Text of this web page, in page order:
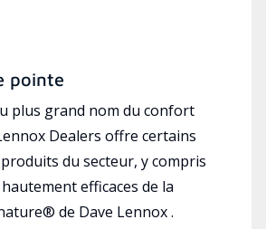
pointe
plus grand nom du confort
Dealers offre certains
du secteur, y compris
efficaces de la
de Dave Lennox .